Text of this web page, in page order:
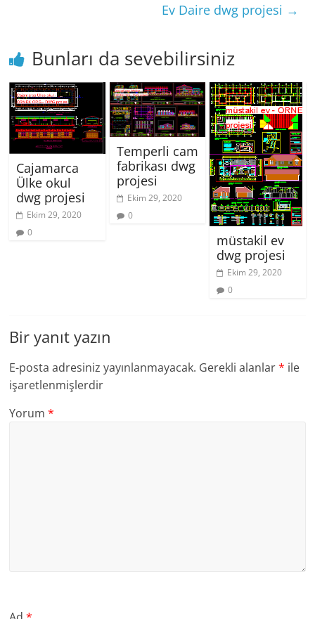
Ev Daire dwg projesi →
Bunları da sevebilirsiniz
Cajamarca
Ülke okul
dwg projesi
Ekim 29, 2020
0
Temperli cam
fabrikası dwg
projesi
Ekim 29, 2020
0
müstakil ev
dwg projesi
Ekim 29, 2020
0
Bir yanıt yazın
E-posta adresiniz yayınlanmayacak. Gerekli alanlar* ile
işaretlenmişlerdir
Yorum*